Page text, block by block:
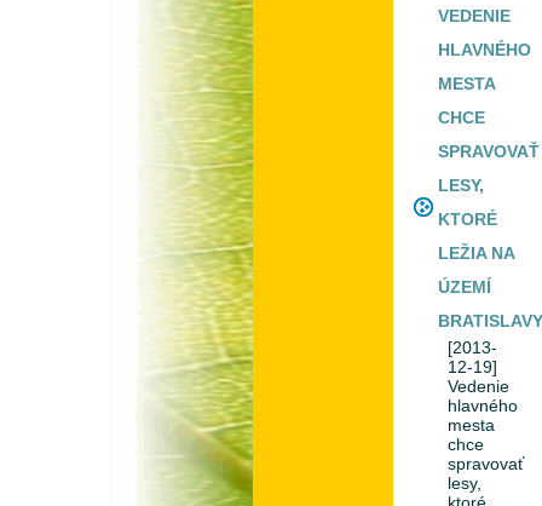
VEDENIE
HLAVNÉHO
MESTA
CHCE
SPRAVOVAŤ
LESY,
KTORÉ
LEŽIA NA
ÚZEMÍ
BRATISLAVY
[2013-
12-19]
Vedenie
hlavného
mesta
chce
spravovať
lesy,
ktoré